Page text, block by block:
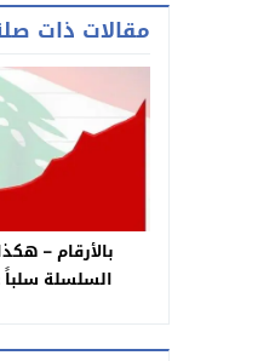
مقالات ذات
بالأرقام –
السلسلة سلباً